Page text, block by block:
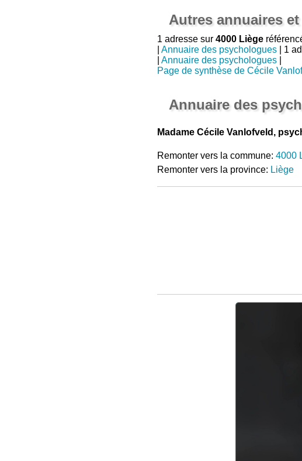
Autres annuaires
1 adresse sur 4000 Liège
Annuaire des psychologues| 1
Annuaire des psychologues|
Page de synthèse de Cécile
Annuaire des
Madame Cécile Vanlofveld,
Remonter vers la commune: 4000
Remonter vers la province: Liège